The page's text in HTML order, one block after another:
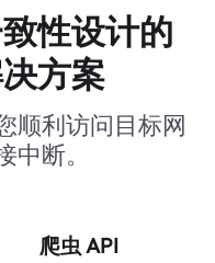
性设计的
方案
顺利访问目标网
中断。
爬虫 API